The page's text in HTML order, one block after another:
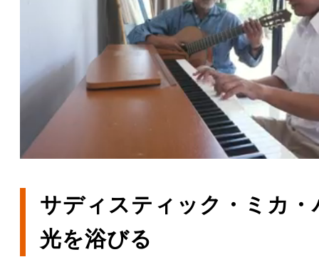
サディスティック・ミカ・
光を浴びる